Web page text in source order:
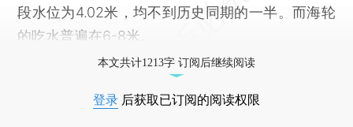
段水位为4.02米，均不到历史同期的一半。而海轮
的吃水普遍在6-8米。
本文共计1213字 订阅后继续阅读
登录 后获取已订阅的阅读权限